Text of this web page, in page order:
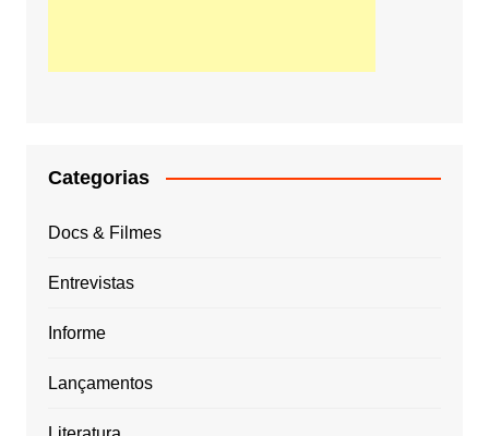
Categorias
Docs & Filmes
Entrevistas
Informe
Lançamentos